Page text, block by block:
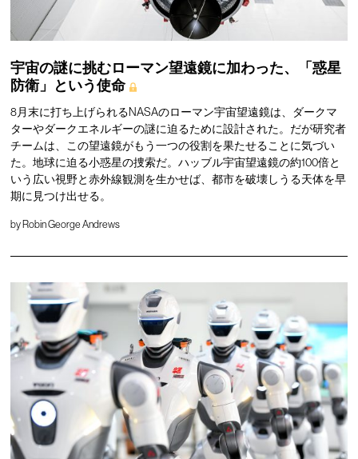
宇宙の謎に挑むローマン望遠鏡に加わった、「惑星
防衛」という使命
8月末に打ち上げられるNASAのローマン宇宙望遠鏡は、ダークマ
ターやダークエネルギーの謎に迫るために設計された。だが研究者
チームは、この望遠鏡がもう一つの役割を果たせることに気づい
た。地球に迫る小惑星の捜索だ。ハッブル宇宙望遠鏡の約100倍と
いう広い視野と赤外線観測を生かせば、都市を破壊しうる天体を早
期に見つけ出せる。
byRobin George Andrews